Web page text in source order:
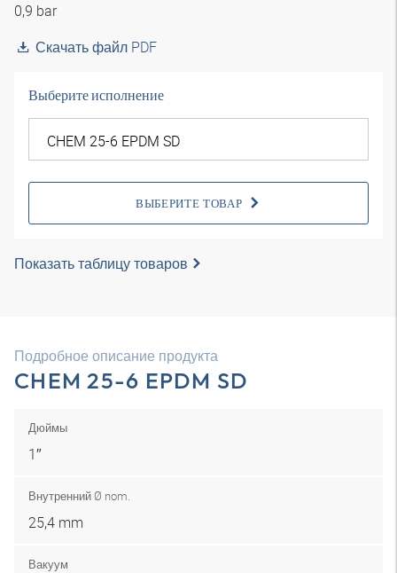
0,9 bar
Скачать файл PDF
Выберите исполнение
ВЫБЕРИТЕ ТОВАР
Показать таблицу товаров
Подробное описание продукта
CHEM 25-6 EPDM SD
Дюймы
1″
Внутренний Ø nom.
25,4 mm
Вакуум